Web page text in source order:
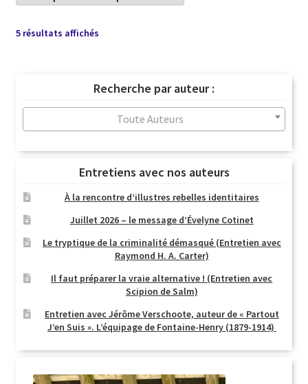
5 résultats affichésTrié
au
plus
ancien
Recherche par auteur :
Toute Auteurs
Entretiens avec nos auteurs
À la rencontre d’illustres rebelles identitaires
Juillet 2026 – le message d’Évelyne Cotinet
Le tryptique de la criminalité démasqué (Entretien avec
Raymond H. A. Carter)
Il faut préparer la vraie alternative ! (Entretien avec
Scipion de Salm)
Entretien avec Jérôme Verschoote, auteur de « Partout
J’en Suis ». L’équipage de Fontaine-Henry (1879-1914)